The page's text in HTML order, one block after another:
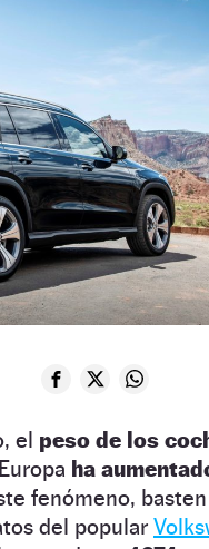
el peso de los
ha
fenómeno,
del popular